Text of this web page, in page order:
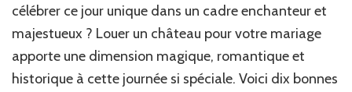
célébrer ce jour unique dans un cadre enchanteur et
majestueux ? Louer un château pour votre mariage
apporte une dimension magique, romantique et
historique à cette journée si spéciale. Voici dix bonnes